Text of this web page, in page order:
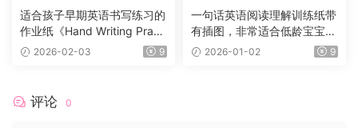
适合孩子早期英语书写练习的
作业纸《Hand Writing Practi
ce Book》12册，每个月有一
2026-02-03 9
一句话英语阅读理解训练纸带
有插图，非常适合低龄宝宝！
小红书爆款！
2026-01-02 9
评论 0